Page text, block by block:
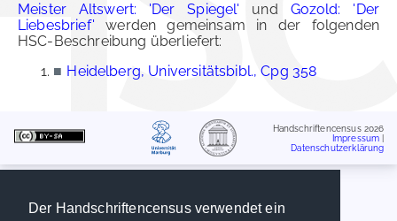
Der Handschriftencensus verwendet ein
Meister Altswert: 'Der Spiegel' und Gozold: 'Der
Liebesbrief' werden gemeinsam in der folgenden
HSC-Beschreibung überliefert:
■ Heidelberg, Universitätsbibl., Cpg 358
Handschriftencensus 2026
Impressum
Datenschutzerklärung